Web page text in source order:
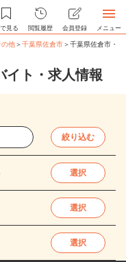
見る 閲覧履歴 会員登録 メニュー
の他＞千葉県佐倉市＞千葉県佐倉市・
イト・求人情報
絞り込む
選択
選択
選択